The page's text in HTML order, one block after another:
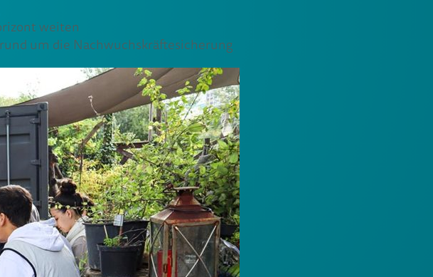
weiten
um die Nachwuchskräftesicherung